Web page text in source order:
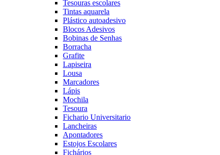
Tesouras escolares
Tintas aquarela
Plástico autoadesivo
Blocos Adesivos
Bobinas de Senhas
Borracha
Grafite
Lapiseira
Lousa
Marcadores
Lápis
Mochila
Tesoura
Fichario Universitario
Lancheiras
Apontadores
Estojos Escolares
Fichários